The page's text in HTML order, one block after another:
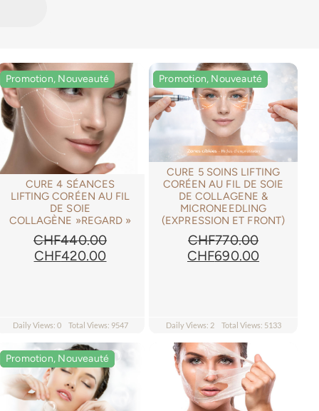
Promotion, Nouveauté
Promotion, Nouveauté
CURE 4 SÉANCES
LIFTING CORÉEN AU FIL
DE SOIE
COLLAGÈNE »REGARD »
CHF440.00
Le
CHF440.00.
CHF420.00Le
CHF420.00.
Daily Views: 0 Total Views: 9547
Promotion, Nouveauté
Promotion, Nouveauté
CURE 5 SOINS LIFTING
CORÉEN AU FIL DE SOIE
DE COLLAGENE &
MICRONEEDLING
(EXPRESSION ET FRONT)
CHF770.00
Le
CHF770.00.
CHF690.00Le
Daily Views: 2 Total Views: 5133
Promotion, Nouveauté
Promotion, Nouveauté